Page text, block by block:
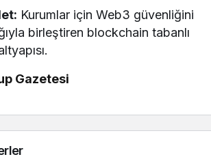
Kurumlar için Web3 güvenliğini
birleştiren blockchain tabanlı
Gazetesi